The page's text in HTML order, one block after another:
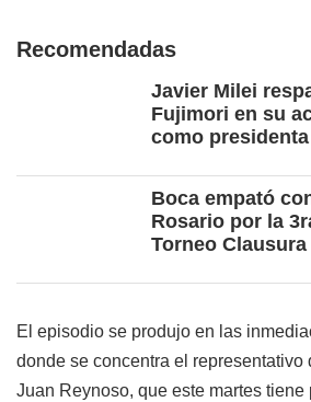
Recomendadas
Javier Milei
Fujimori en su
como
Boca empató
Rosario por la
Torneo Clausura
El episodio se produjo en las
donde se concentra el representativo
Juan Reynoso, que este martes tiene